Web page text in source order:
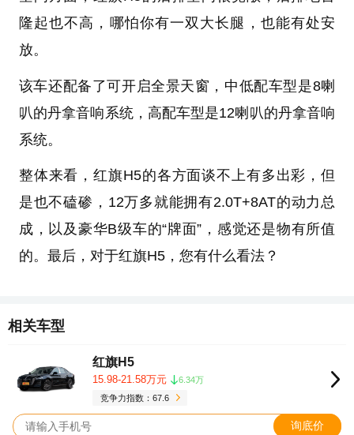
隆起也不高，哪怕你有一双大长腿，也能有处安
放。
该车还配备了可开启全景天窗，中低配车型是8喇
叭的丹拿音响系统，高配车型是12喇叭的丹拿音响
系统。
整体来看，红旗H5的各方面谈不上有多出彩，但
是也不磕碜，12万多就能拥有2.0T+8AT的动力总
成，以及豪华B级车的“牌面”，感觉还是物有所值
的。最后，对于红旗H5，您有什么看法？
相关车型
红旗H5
15.98-21.58万元
6.34万
竞争力指数：67.6
询底价